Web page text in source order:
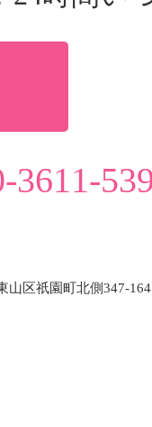
3611-
山区祇園町北側347-